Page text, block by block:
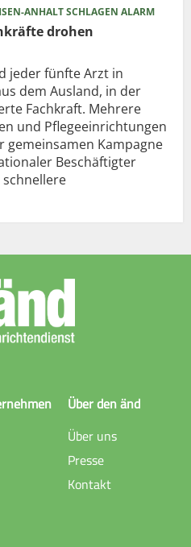
ANHALT SCHLAGEN ALARM
drohen
jeder fünfte Arzt in
dem Ausland, in der
Fachkraft. Mehrere
und Pflegeeinrichtungen
gemeinsamen Kampagne
Beschäftigter
Über den änd
Über uns
Presse
Kontakt